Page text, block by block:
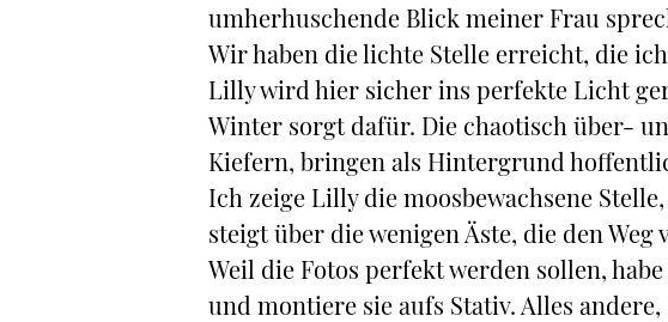
umherhuschende Blick meiner Frau
Wir haben die lichte Stelle erreicht, die
Lilly wird hier sicher ins perfekte Licht
Winter sorgt dafür. Die chaotisch über-
Kiefern, bringen als Hintergrund
Ich zeige Lilly die moosbewachsene
steigt über die wenigen Äste, die den Weg
Weil die Fotos perfekt werden sollen,
und montiere sie aufs Stativ. Alles